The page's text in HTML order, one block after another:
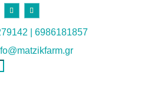
| 6986181857